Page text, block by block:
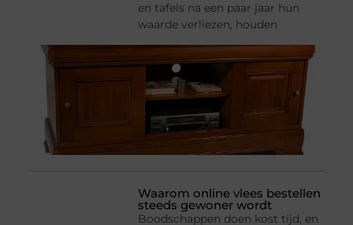
en tafels na een paar jaar hun
waarde verliezen, houden
Waarom online vlees bestellen
steeds gewoner wordt
Boodschappen doen kost tijd, en